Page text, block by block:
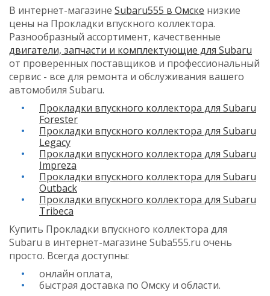
В интернет-магазине Subaru555 в Омске низкие
цены на Прокладки впускного коллектора.
Разнообразный ассортимент, качественные
двигатели, запчасти и комплектующие для Subaru
от проверенных поставщиков и профессиональный
сервис - все для ремонта и обслуживания вашего
автомобиля Subaru.
Прокладки впускного коллектора для Subaru
Forester
Прокладки впускного коллектора для Subaru
Legacy
Прокладки впускного коллектора для Subaru
Impreza
Прокладки впускного коллектора для Subaru
Outback
Прокладки впускного коллектора для Subaru
Tribeca
Купить Прокладки впускного коллектора для
Subaru в интернет-магазине Suba555.ru очень
просто. Всегда доступны:
онлайн оплата,
быстрая доставка по Омску и области.